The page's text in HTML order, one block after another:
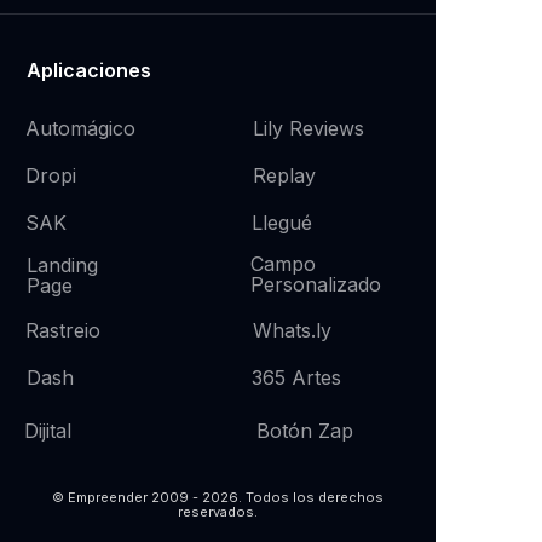
Aplicaciones
Automágico Lily Reviews
Botón Zap
Llegué
SAK
Dropi
Rastreio
Replay
Campo
Personalizado
Landing
Page
Whats.ly
365 Artes
Dash
Dijital
© Empreender 2009 - 2026. Todos los derechos
reservados.